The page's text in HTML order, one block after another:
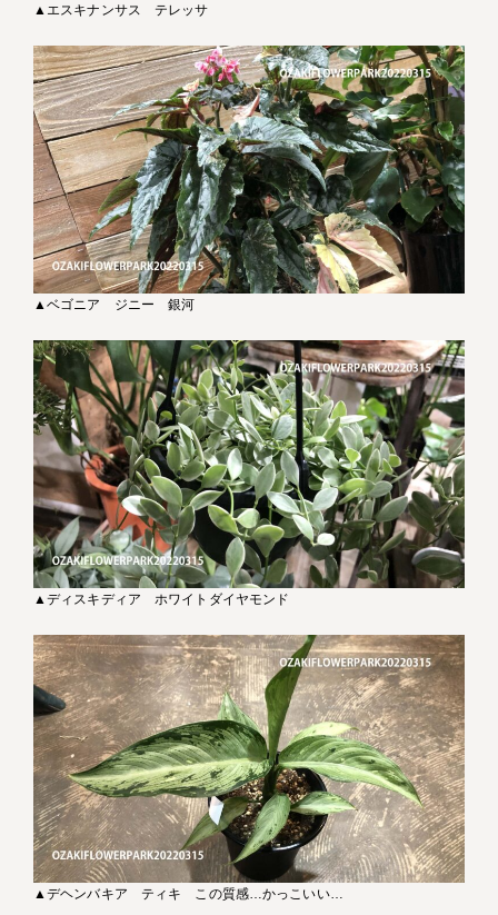
▲エスキナンサス テレッサ
▲ベゴニア ジニー 銀河
▲ディスキディア ホワイトダイヤモンド
▲デヘンバキア ティキ この質感…かっこいい…